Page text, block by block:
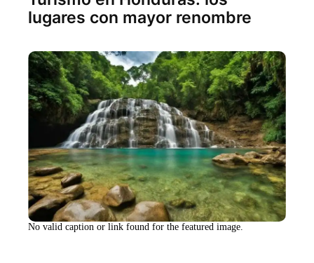
lugares con mayor renombre
No valid caption or link found for the featured image.